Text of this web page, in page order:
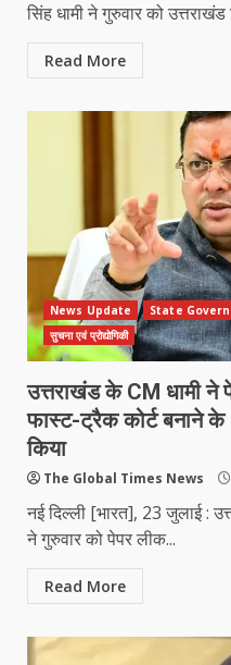
सिंह धामी ने गुरुवार को उत्तराखंड
Read More
News Update State
सुचना एवं प्रोद्योगिकी
उत्तराखंड के CM धामी ने
फास्ट-ट्रैक कोर्ट बनाने
किया
The Global Times News
नई दिल्ली [भारत], 23 जुलाई :
ने गुरुवार को पेपर लीक...
Read More